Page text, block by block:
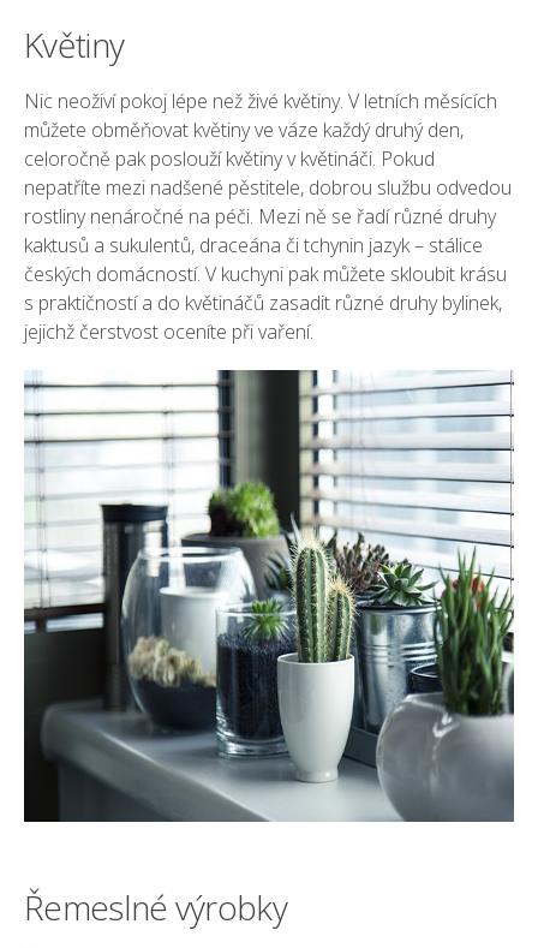
Květiny
Nic neoživí pokoj lépe než živé květiny. V letních měsících
můžete obměňovat květiny ve váze každý druhý den,
celoročně pak poslouží květiny v květináči. Pokud
nepatříte mezi nadšené pěstitele, dobrou službu odvedou
rostliny nenáročné na péči. Mezi ně se řadí různé druhy
kaktusů a sukulentů, draceána či tchynin jazyk – stálice
českých domácností. V kuchyni pak můžete skloubit krásu
s praktičností a do květináčů zasadit různé druhy bylinek,
jejichž čerstvost oceníte při vaření.
Řemeslné výrobky